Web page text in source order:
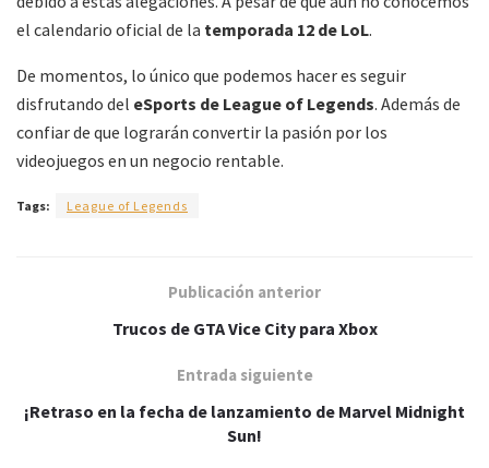
el calendario oficial de la temporada 12 de LoL.
De momentos, lo único que podemos hacer es seguir
disfrutando del eSports de League of Legends. Además de
confiar de que lograrán convertir la pasión por los
videojuegos en un negocio rentable.
Tags: League of Legends
Publicación anterior
Trucos de GTA Vice City para Xbox
Entrada siguiente
¡Retraso en la fecha de lanzamiento de Marvel Midnight
Sun!